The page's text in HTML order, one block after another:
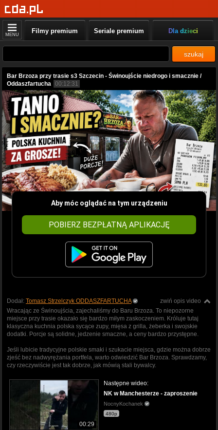
MENU Filmy premium Seriale premium Dla dzieci
szukaj
Bar Brzoza przy trasie s3 Szczecin - Świnoujście niedrogo i smacznie /
Oddaszfartucha 00:12:31
Aby móc oglądać na tym urządzeniu
POBIERZ BEZPŁATNĄ APLIKACJĘ
zwiń opis video
Dodał: Tomasz Strzelczyk ODDASZFARTUCHA
Wracając ze Świnoujścia, zajechaliśmy do Baru Brzoza. To niepozorne
miejsce przy trasie okazało się bardzo miłym zaskoczeniem. Króluje tutaj
klasyczna kuchnia polska sycące zupy, mięsa z grilla, żeberka i swojskie
dodatki. Porcje są solidne, jedzenie smaczne, a ceny bardzo przystępne.
Jeśli lubicie tradycyjne polskie smaki i szukacie miejsca, gdzie można dobrze
zjeść bez nadwyrężania portfela, warto odwiedzić Bar Brzoza. Sprawdzamy,
czy rzeczywiście jest tak dobrze, jak mówią stali bywalcy.
00:29
Następne wideo:
NK w Manchesterze - zaproszenie
NocnyKochanek
480p